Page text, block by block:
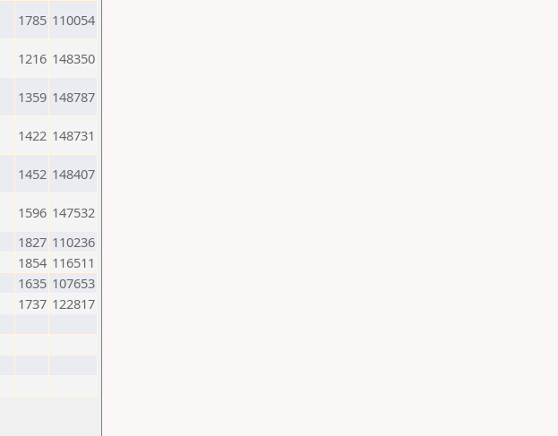
1785 110054
1216 148350
1359 148787
1422 148731
1452 148407
1596 147532
1827 110236
1854 116511
1635 107653
1737 122817